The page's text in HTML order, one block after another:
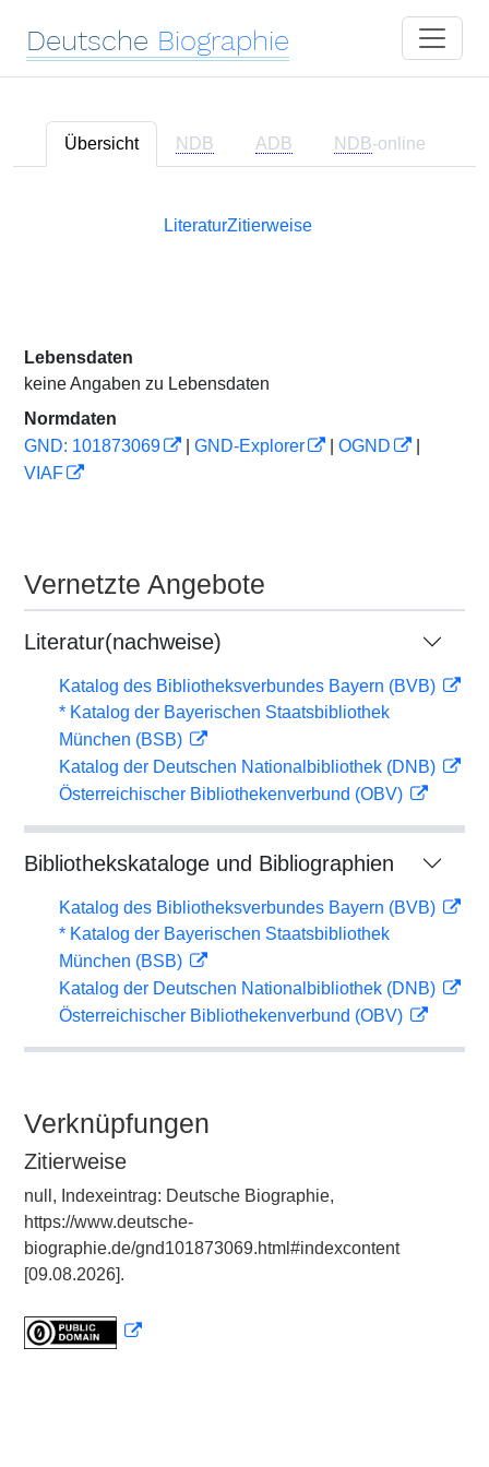
Deutsche Biographie
Übersicht NDB ADB NDB-online
LiteraturZitierweise
Lebensdaten
keine Angaben zu Lebensdaten
Normdaten
GND: 101873069
GND-Explorer OGND
VIAF
Vernetzte Angebote
Literatur(nachweise)
Katalog des Bibliotheksverbundes Bayern (BVB)
* Katalog der Bayerischen Staatsbibliothek
München (BSB)
Katalog der Deutschen Nationalbibliothek (DNB)
Österreichischer Bibliothekenverbund (OBV)
Bibliothekskataloge und Bibliographien
Katalog des Bibliotheksverbundes Bayern (BVB)
* Katalog der Bayerischen Staatsbibliothek
München (BSB)
Katalog der Deutschen Nationalbibliothek (DNB)
Österreichischer Bibliothekenverbund (OBV)
Verknüpfungen
Zitierweise
null, Indexeintrag: Deutsche Biographie,
https://www.deutsche-
biographie.de/gnd101873069.html#indexcontent
[09.08.2026].